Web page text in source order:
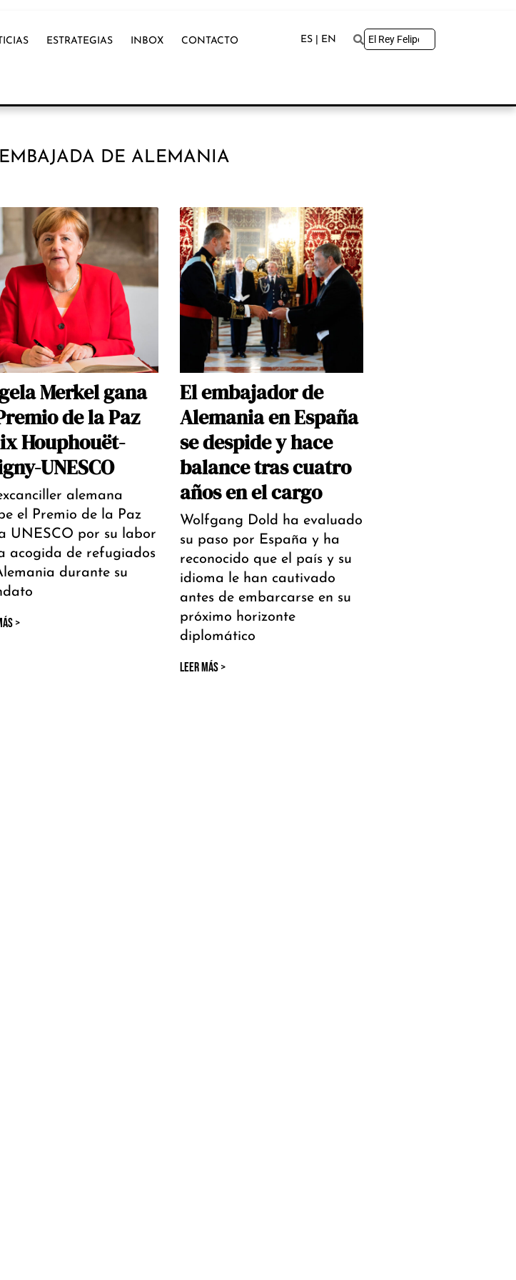
ESTRATEGIAS INBOX CONTACTO ES | EN
DE ALEMANIA
Merkel gana
de la Paz
Houphouët-
UNESCO
alemana
el Premio de la Paz
UNESCO por su labor
acogida de refugiados
durante su
>
El embajador de
Alemania en España
se despide y hace
balance tras cuatro
años en el cargo
Wolfgang Dold ha evaluado
su paso por España y ha
reconocido que el país y su
idioma le han cautivado
antes de embarcarse en su
próximo horizonte
diplomático
LEER MÁS >